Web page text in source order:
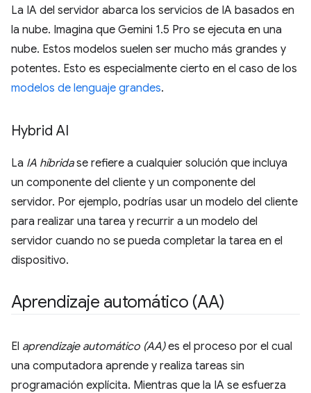
La IA del servidor abarca los servicios de IA basados en
la nube. Imagina que Gemini 1.5 Pro se ejecuta en una
nube. Estos modelos suelen ser mucho más grandes y
potentes. Esto es especialmente cierto en el caso de los
modelos de lenguaje grandes.
Hybrid AI
La IA híbridase refiere a cualquier solución que incluya
un componente del cliente y un componente del
servidor. Por ejemplo, podrías usar un modelo del cliente
para realizar una tarea y recurrir a un modelo del
servidor cuando no se pueda completar la tarea en el
dispositivo.
Aprendizaje automático (AA)
El aprendizaje automático (AA)es el proceso por el cual
una computadora aprende y realiza tareas sin
programación explícita. Mientras que la IA se esfuerza